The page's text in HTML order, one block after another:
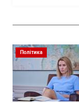
Політика